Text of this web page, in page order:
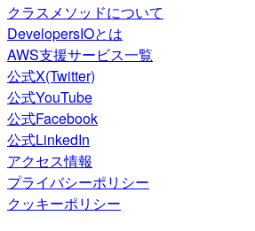
クラスメソッドについて
DevelopersIOとは
AWS支援サービス一覧
公式X(Twitter)
公式YouTube
公式Facebook
公式LinkedIn
アクセス情報
プライバシーポリシー
クッキーポリシー